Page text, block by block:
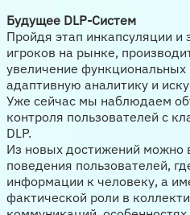
Будущее DLP-Систем
Пройдя этап инкапсуляции и
игроков на рынке,
увеличение
адаптивную аналитику и
Уже сейчас мы наблюдаем
контроля пользователей с
DLP.
Из новых достижений можно
поведения пользователей,
информации к человеку, а
фактической роли в